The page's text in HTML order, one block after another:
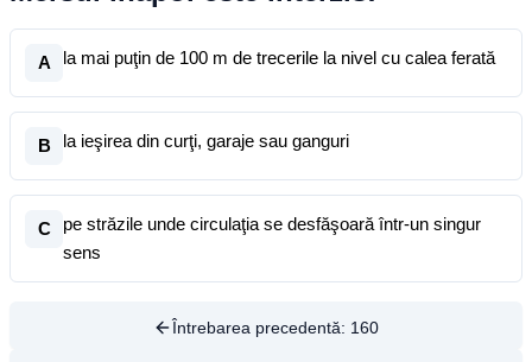
A la mai puţin de 100 m de trecerile la nivel cu calea ferată
B la ieşirea din curţi, garaje sau ganguri
C
pe străzile unde circulaţia se desfăşoară într-un singur
sens
Întrebarea precedentă: 160